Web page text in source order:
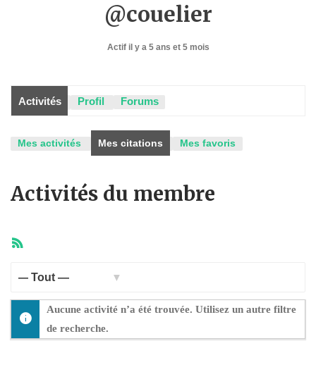
@couelier
Actif il y a 5 ans et 5 mois
Activités Profil Forums
Mes activités Mes citations Mes favoris
Activités du membre
par
activité:
Aucune activité n’a été trouvée. Utilisez un autre filtre
de recherche.